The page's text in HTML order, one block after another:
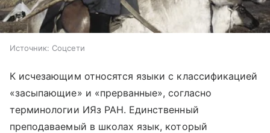
Источник: Соцсети
К исчезающим относятся языки с классификацией
«засыпающие» и «прерванные», согласно
терминологии ИЯз РАН. Единственный
преподаваемый в школах язык, который